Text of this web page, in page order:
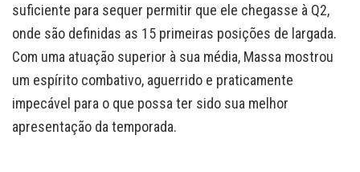
suficiente para sequer permitir que ele chegasse à Q2,
onde são definidas as 15 primeiras posições de largada.
Com uma atuação superior à sua média, Massa mostrou
um espírito combativo, aguerrido e praticamente
impecável para o que possa ter sido sua melhor
apresentação da temporada.